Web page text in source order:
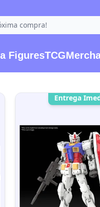
FiguresTCG
Entrega